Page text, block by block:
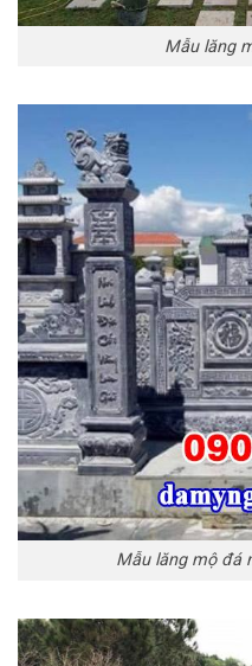
Mẫu lăng
Mẫu lăng mộ đá